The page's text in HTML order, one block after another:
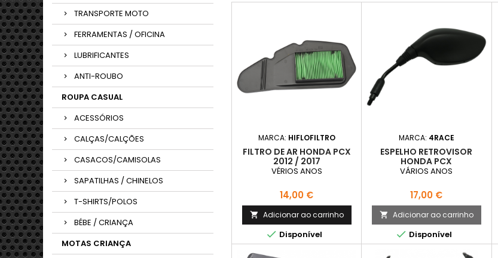
TRANSPORTE MOTO
FERRAMENTAS / OFICINA
LUBRIFICANTES
ANTI-ROUBO
ROUPA CASUAL
ACESSÓRIOS
CALÇAS/CALÇÕES
CASACOS/CAMISOLAS
SAPATILHAS / CHINELOS
T-SHIRTS/POLOS
BÉBE / CRIANÇA
MOTAS CRIANÇA
MARCA: HIFLOFILTRO
FILTRO DE AR HONDA PCX
2012 / 2017
VÉRIOS ANOS
Preço
14,00 €
 Adicionar ao carrinho
 Disponível
MARCA: 4RACE
ESPELHO RETROVISOR
HONDA PCX
VÁRIOS ANOS
Preço
17,00 €
 Adicionar ao carrinho
 Disponível